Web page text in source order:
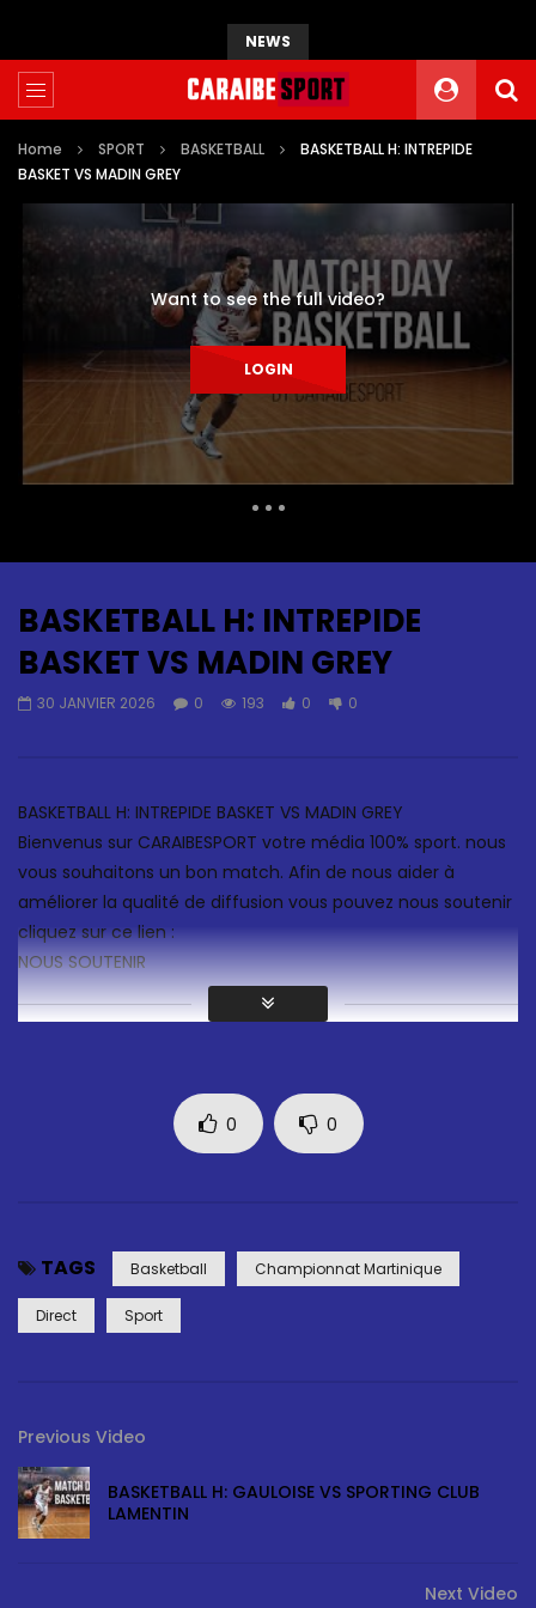
NEWS
Home SPORT BASKETBALL
BASKETBALL H: INTREPIDE
BASKET VS MADIN GREY
Want to see the full video?
LOGIN
BASKETBALL H: INTREPIDE
BASKET VS MADIN GREY
30 JANVIER 2026 0 193 0 0
BASKETBALL H: INTREPIDE BASKET VS MADIN GREY
Bienvenus sur CARAIBESPORT votre média 100% sport. nous
vous souhaitons un bon match. Afin de nous aider à
améliorer la qualité de diffusion vous pouvez nous soutenir
cliquez sur ce lien :
NOUS SOUTENIR
0 0
TAGS Basketball Championnat Martinique
Direct Sport
Previous Video
BASKETBALL H: GAULOISE VS SPORTING CLUB
LAMENTIN
Next Video